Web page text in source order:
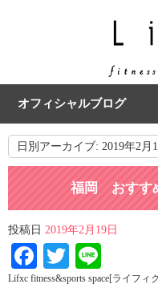
オフィシャルブログ
日別アーカイブ: 2019年2月
福岡 おすす
投稿日 2019年2月19日
Facebook
Twitter
Lifxc fitness&sports space[ライフ